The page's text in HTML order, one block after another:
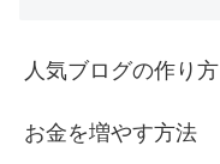
人気ブログの作り方
お金を増やす方法